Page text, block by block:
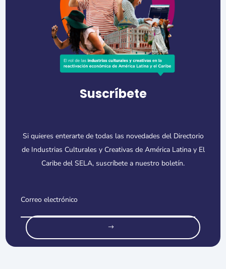
Suscríbete
Si quieres enterarte de todas las novedades del Directorio
de Industrias Culturales y Creativas de América Latina y El
Caribe del SELA, suscríbete a nuestro boletín.